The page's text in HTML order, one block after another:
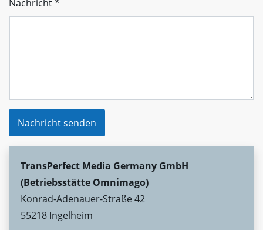
Nachricht*
Nachricht senden
TransPerfect Media Germany GmbH
(Betriebsstätte Omnimago)
Konrad-Adenauer-Straße 42
55218 Ingelheim